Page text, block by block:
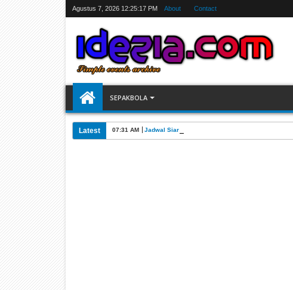
Agustus 7, 2026 12:25:17 PM About Contact
SEPAKBOLA
Latest 07:31 AM Jadwal Siarang Langsung TV Piala Dunia FIFA 2026